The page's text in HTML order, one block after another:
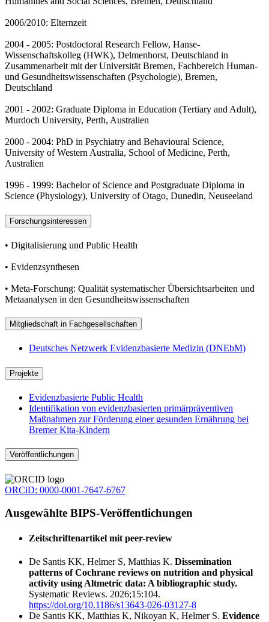
2006/2010: Elternzeit
2004 - 2005: Postdoctoral Research Fellow, Hanse-
Wissenschaftskolleg (HWK), Delmenhorst, Deutschland in
Zusammenarbeit mit der Universität Bremen, Fachbereich Human-
und Gesundheitswissenschaften (Psychologie), Bremen,
Deutschland
2001 - 2002: Graduate Diploma in Education (Tertiary and Adult),
Murdoch University, Perth, Australien
2000 - 2004: PhD in Psychiatry and Behavioural Science,
University of Western Australia, School of Medicine, Perth,
Australien
1996 - 1999: Bachelor of Science and Postgraduate Diploma in
Science (Physiology), University of Otago, Dunedin, Neuseeland
Forschungsinteressen
• Digitalisierung und Public Health
• Evidenzsynthesen
• Meta-Forschung: Qualität systematischer Übersichtsarbeiten und
Metaanalysen in den Gesundheitswissenschaften
Mitgliedschaft in Fachgesellschaften
Deutsches Netzwerk Evidenzbasierte Medizin (DNEbM)
Projekte
Evidenzbasierte Public Health
Identifikation von evidenzbasierten primärpräventiven
Maßnahmen zur Förderung einer gesunden Ernährung bei
Bremer Kita-Kindern
Veröffentlichungen
ORCiD: 0000-0001-7647-6767
Ausgewählte BIPS-Veröffentlichungen
Zeitschriftenartikel mit peer-review
De Santis KK, Helmer S, Matthias K. Dissemination
patterns of Cochrane reviews on nutrition and physical
activity using Altmetric data: A bibliographic study.
Systematic Reviews. 2026;15:104.
https://doi.org/10.1186/s13643-026-03127-8
De Santis KK, Matthias K, Nikoyan K, Helmer S. Evidence